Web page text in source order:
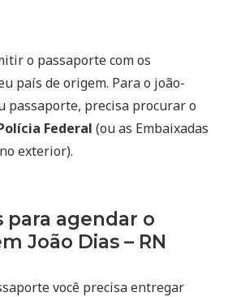
o passaporte com os
país de origem. Para o joão-
passaporte, precisa procurar o
Federal (ou as Embaixadas
exterior).
agendar o
João Dias – RN
você precisa entregar